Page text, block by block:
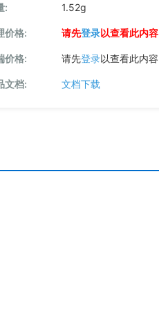
: 1.52g
价格: 请先登录以查看此内容
价格: 请先登录以查看此内容
文档: 文档下载